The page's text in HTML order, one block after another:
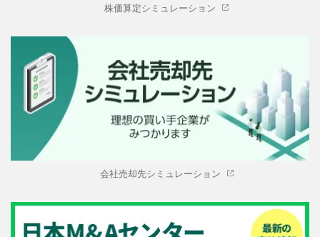
株価算定シミュレーション
会社売却先シミュレーション